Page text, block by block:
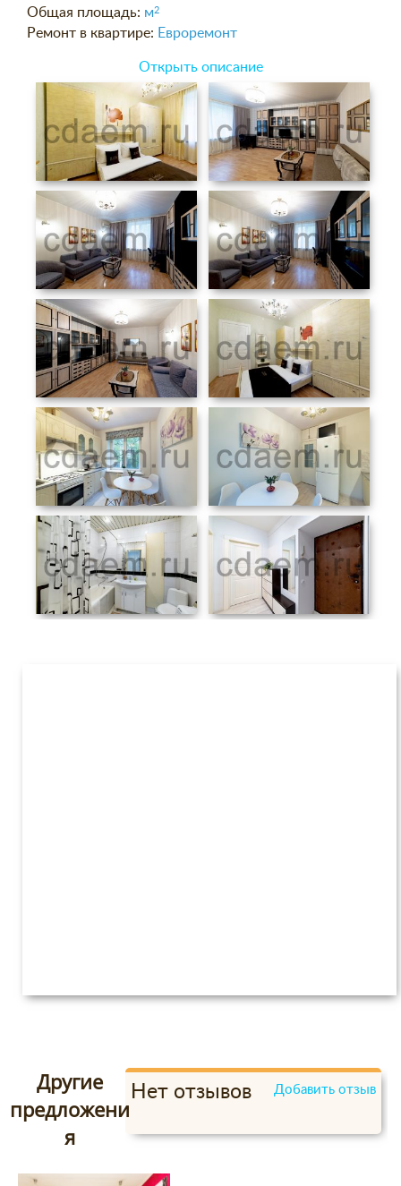
Общая площадь: м2
Ремонт в квартире: Евроремонт
Открыть описание
Другие
предложени
я
Нет отзывов Добавить отзыв